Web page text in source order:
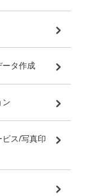
ータ作成
ン
ス/写真印